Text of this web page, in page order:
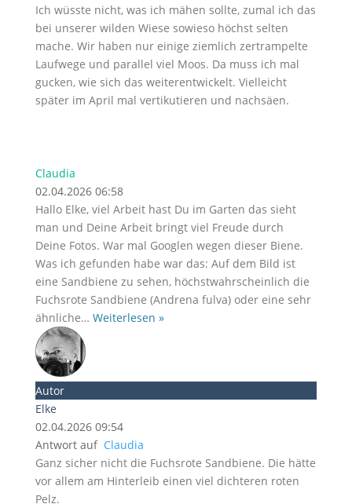
Ich wüsste nicht, was ich mähen sollte, zumal ich das
bei unserer wilden Wiese sowieso höchst selten
mache. Wir haben nur einige ziemlich zertrampelte
Laufwege und parallel viel Moos. Da muss ich mal
gucken, wie sich das weiterentwickelt. Vielleicht
später im April mal vertikutieren und nachsäen.
Claudia
02.04.2026 06:58
Hallo Elke, viel Arbeit hast Du im Garten das sieht
man und Deine Arbeit bringt viel Freude durch
Deine Fotos. War mal Googlen wegen dieser Biene.
Was ich gefunden habe war das: Auf dem Bild ist
eine Sandbiene zu sehen, höchstwahrscheinlich die
Fuchsrote Sandbiene (Andrena fulva) oder eine sehr
ähnliche… Weiterlesen »
Autor
Elke
02.04.2026 09:54
Antwort auf Claudia
Ganz sicher nicht die Fuchsrote Sandbiene. Die hätte
vor allem am Hinterleib einen viel dichteren roten
Pelz.